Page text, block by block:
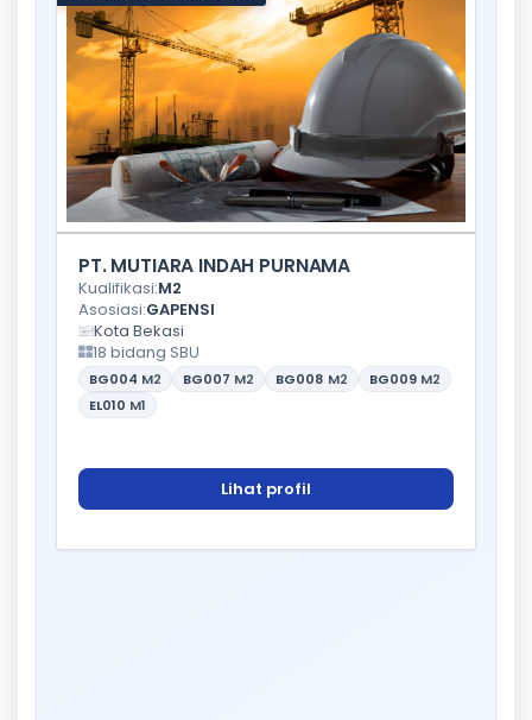
PT. MUTIARA INDAH PURNAMA
Kualifikasi:M2
Asosiasi:GAPENSI
Kota Bekasi
18 bidang SBU
BG004 M2 BG007 M2 BG008 M2 BG009 M2
EL010 M1
Lihat profil